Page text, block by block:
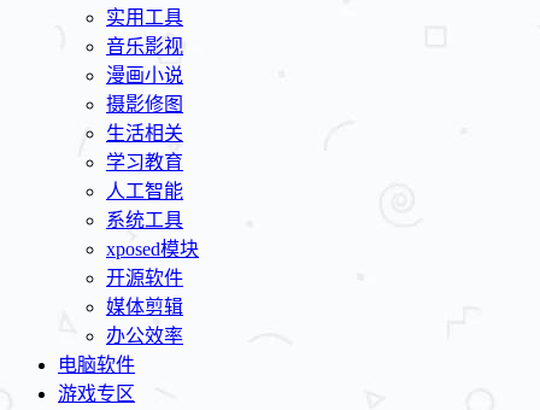
实用工具
音乐影视
漫画小说
摄影修图
生活相关
学习教育
人工智能
系统工具
xposed模块
开源软件
媒体剪辑
办公效率
电脑软件
游戏专区